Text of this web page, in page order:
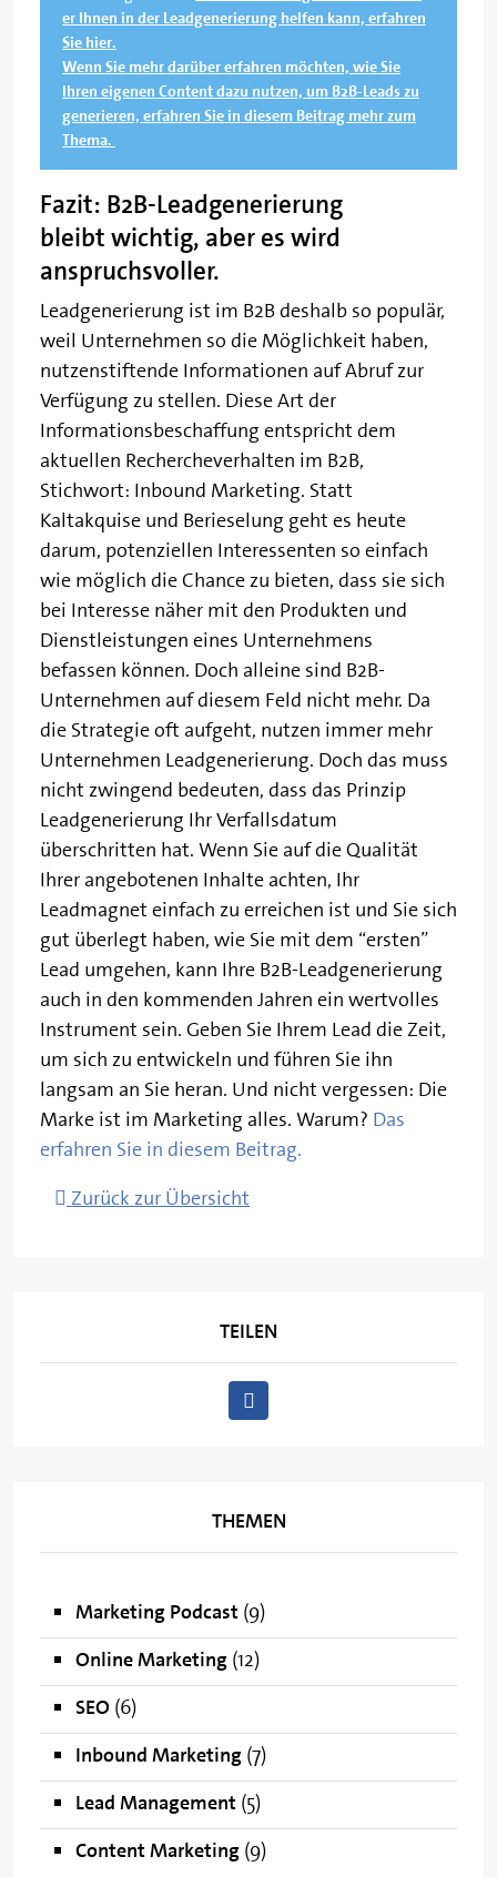
er Ihnen in der Leadgenerierung helfen kann, erfahren
Sie hier.
Wenn Sie mehr darüber erfahren möchten, wie Sie
Ihren eigenen Content dazu nutzen, um B2B-Leads zu
generieren, erfahren Sie in diesem Beitrag mehr zum
Thema.
Fazit: B2B-Leadgenerierung
bleibt wichtig, aber es wird
anspruchsvoller.
Leadgenerierung ist im B2B deshalb so populär,
weil Unternehmen so die Möglichkeit haben,
nutzenstiftende Informationen auf Abruf zur
Verfügung zu stellen. Diese Art der
Informationsbeschaffung entspricht dem
aktuellen Rechercheverhalten im B2B,
Stichwort: Inbound Marketing. Statt
Kaltakquise und Berieselung geht es heute
darum, potenziellen Interessenten so einfach
wie möglich die Chance zu bieten, dass sie sich
bei Interesse näher mit den Produkten und
Dienstleistungen eines Unternehmens
befassen können. Doch alleine sind B2B-
Unternehmen auf diesem Feld nicht mehr. Da
die Strategie oft aufgeht, nutzen immer mehr
Unternehmen Leadgenerierung. Doch das muss
nicht zwingend bedeuten, dass das Prinzip
Leadgenerierung Ihr Verfallsdatum
überschritten hat. Wenn Sie auf die Qualität
Ihrer angebotenen Inhalte achten, Ihr
Leadmagnet einfach zu erreichen ist und Sie sich
gut überlegt haben, wie Sie mit dem “ersten”
Lead umgehen, kann Ihre B2B-Leadgenerierung
auch in den kommenden Jahren ein wertvolles
Instrument sein. Geben Sie Ihrem Lead die Zeit,
um sich zu entwickeln und führen Sie ihn
langsam an Sie heran. Und nicht vergessen: Die
Marke ist im Marketing alles. Warum? Das
erfahren Sie in diesem Beitrag.
Zurück zur Übersicht
TEILEN
THEMEN
Marketing Podcast (9)
Online Marketing (12)
SEO (6)
Inbound Marketing (7)
Lead Management (5)
Content Marketing (9)